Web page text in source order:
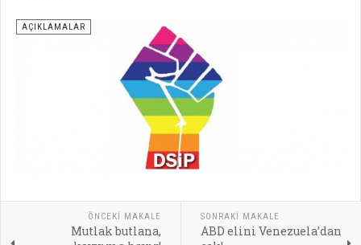
AÇIKLAMALAR
ÖNCEKI MAKALE
Mutlak butlana,
SONRAKI MAKALE
ABD elini Venezuela’dan